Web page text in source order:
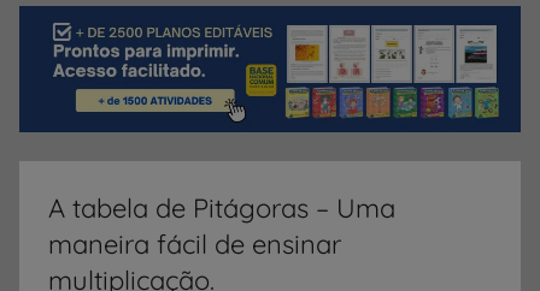
portal
direcionado
compartilhamento
dicas
ENEM
A tabela de Pitágoras – Uma
maneira fácil de ensinar
multiplicação.